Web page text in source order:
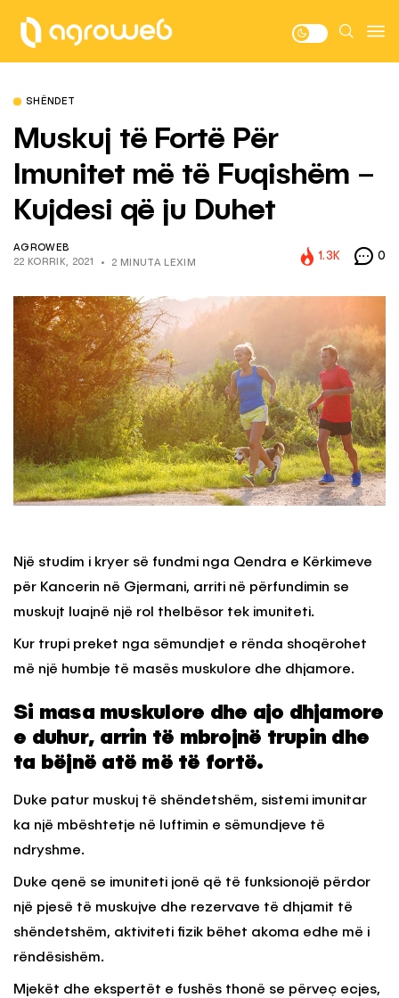
SHËNDET
Muskuj të Fortë Për
Imunitet më të Fuqishëm –
Kujdesi që ju Duhet
AGROWEB
22 KORRIK, 2021
2 MINUTA LEXIM
1.3K 0
Një studim i kryer së fundmi nga Qendra e Kërkimeve
për Kancerin në Gjermani, arriti në përfundimin se
muskujt luajnë një rol thelbësor tek imuniteti.
Kur trupi preket nga sëmundjet e rënda shoqërohet
më një humbje të masës muskulore dhe dhjamore.
Si masa muskulore dhe ajo dhjamore
e duhur, arrin të mbrojnë trupin dhe
ta bëjnë atë më të fortë.
Duke patur muskuj të shëndetshëm, sistemi imunitar
ka një mbështetje në luftimin e sëmundjeve të
ndryshme.
Duke qenë se imuniteti jonë që të funksionojë përdor
një pjesë të muskujve dhe rezervave të dhjamit të
shëndetshëm, aktiviteti fizik bëhet akoma edhe më i
rëndësishëm.
Mjekët dhe ekspertët e fushës thonë se përveç ecjes,